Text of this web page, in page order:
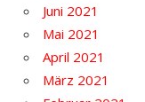
Juni 2021
Mai 2021
April 2021
März 2021